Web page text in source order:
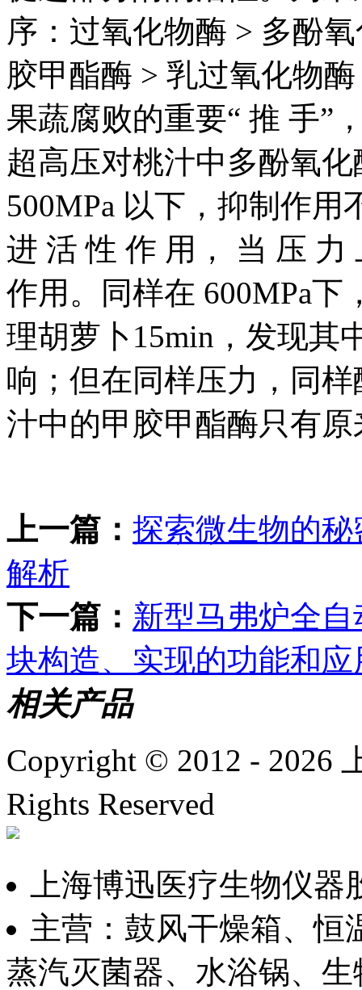
序：过氧化物酶 > 多酚
胶甲酯酶 > 乳过氧化物
果蔬腐败的重要“ 推 手”
超高压对桃汁中多酚氧
500MPa 以下，抑制作用
进 活 性 作 用， 当 压 力
作用。同样在 600MPa下
理胡萝卜15min，发现其
响；但在同样压力，同
汁中的甲胶甲酯酶只有
上一篇： 探索微生物的
解析
下一篇： 新型马弗炉全
块构造、实现的功能和
相关产品
Copyright © 2012 - 2026
Rights Reserved
上海博迅医疗生物仪器
主营：鼓风干燥箱、恒
蒸汽灭菌器、水浴锅、